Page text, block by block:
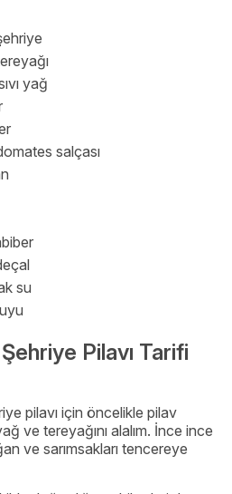
yağ
salçası
su
Pilavı Tarifi
pilavı için öncelikle pilav
ve tereyağını alalım. İnce ince
ve sarımsakları tencereye